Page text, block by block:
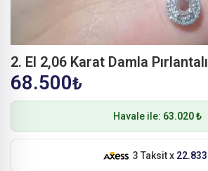
2. El 2,06 Karat Damla
68.500₺
Havale ile: 63.020 ₺
3 Taksit x